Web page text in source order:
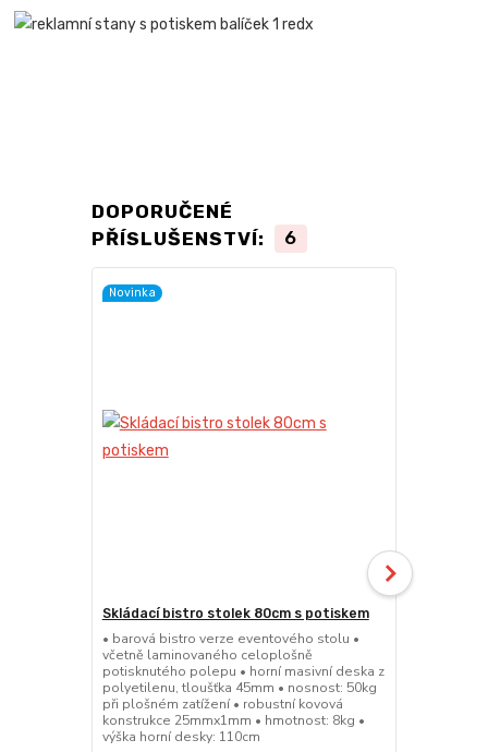
DOPORUČENÉ
PŘÍSLUŠENSTVÍ:
6
Novinka
Skládací bistro stolek 80cm s potiskem
• barová bistro verze eventového stolu •
včetně laminovaného celoplošně
potisknutého polepu • horní masivní deska z
polyetilenu, tloušťka 45mm • nosnost: 50kg
při plošném zatížení • robustní kovová
konstrukce 25mmx1mm • hmotnost: 8kg •
výška horní desky: 110cm